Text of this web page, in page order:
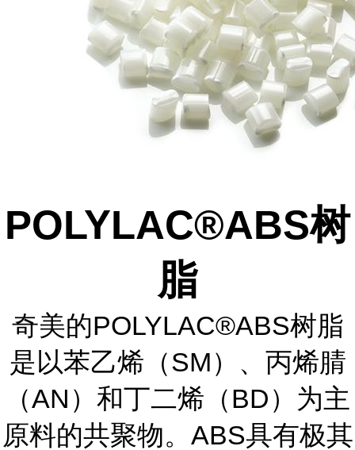
POLYLAC®ABS树
脂
奇美的POLYLAC®ABS树脂
是以苯乙烯（SM）、丙烯腈
（AN）和丁二烯（BD）为主
原料的共聚物。ABS具有极其